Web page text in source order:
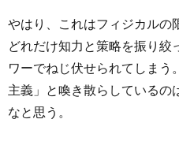
やはり、これはフィジカルの
どれだけ知力と策略を振り
ワーでねじ伏せられてしまう
主義」と喚き散らしているの
なと思う。